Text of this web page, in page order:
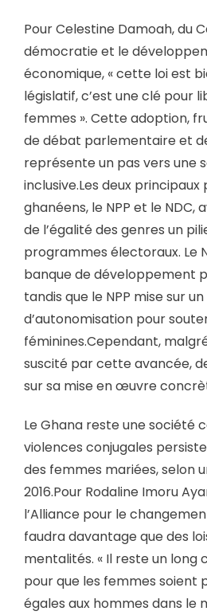
Pour Celestine Damoah, du
démocratie et le
économique, « cette loi est
législatif, c’est une clé pour
femmes ». Cette adoption,
de débat parlementaire et
représente un pas vers une
inclusive.Les deux
ghanéens, le NPP et le NDC,
de l’égalité des genres un
programmes électoraux. Le
banque de développement
tandis que le NPP mise sur un
d’autonomisation pour
féminines.Cependant,
suscité par cette avancée,
sur sa mise en œuvre
Le Ghana reste une société
violences conjugales
des femmes mariées, selon
2016.Pour Rodaline Imoru
l’Alliance pour le
faudra davantage que des
mentalités. « Il reste un long
pour que les femmes soient
égales aux hommes dans le